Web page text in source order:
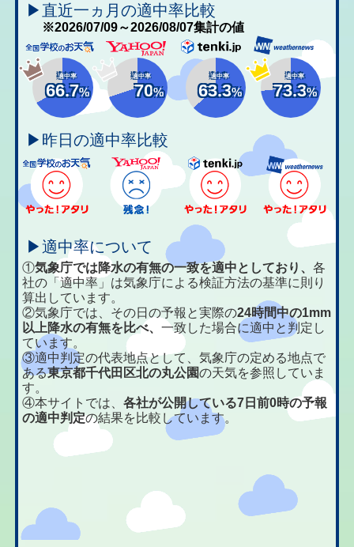
▶直近一ヵ月の適中率比較
※2026/07/09～2026/08/07集計の値
適中率
66.7%
適中率
70%
適中率
63.3%
適中率
73.3%
▶昨日の適中率比較
▶適中率について
①気象庁では降水の有無の一致を適中としており、各
社の「適中率」は気象庁による検証方法の基準に則り
算出しています。
②気象庁では、その日の予報と実際の24時間中の1mm
以上降水の有無を比べ、一致した場合に適中と判定し
ています。
③適中判定の代表地点として、気象庁の定める地点で
ある東京都千代田区北の丸公園の天気を参照していま
す。
④本サイトでは、各社が公開している7日前0時の予報
の適中判定の結果を比較しています。